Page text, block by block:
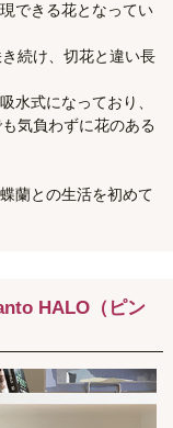
できる花となってい
続け、切花と違い長
水式になっており、
気負わずに花のある
蘭との生活を初めて
HALO（ピン